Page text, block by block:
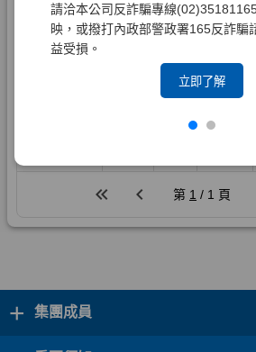
請洽本公司反詐騙專線
映，或撥打內政部警政署165反詐騙
益受損。
立即了解
+ 集團成員